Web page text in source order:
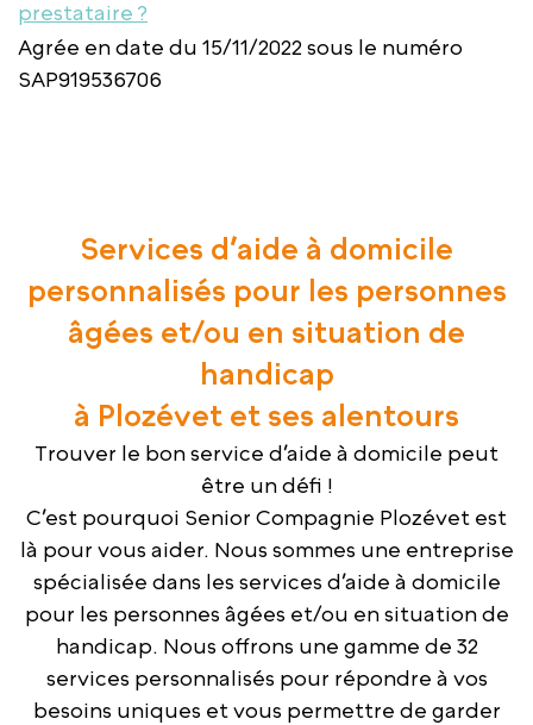
prestataire ?
Agrée en date du 15/11/2022 sous le numéro
SAP919536706
Services d’aide à domicile
personnalisés pour les personnes
âgées et/ou en situation de
handicap
à Plozévet et ses alentours
Trouver le bon service d’aide à domicile peut
être un défi !
C’est pourquoi Senior Compagnie Plozévet est
là pour vous aider. Nous sommes une entreprise
spécialisée dans les services d’aide à domicile
pour les personnes âgées et/ou en situation de
handicap. Nous offrons une gamme de 32
services personnalisés pour répondre à vos
besoins uniques et vous permettre de garder